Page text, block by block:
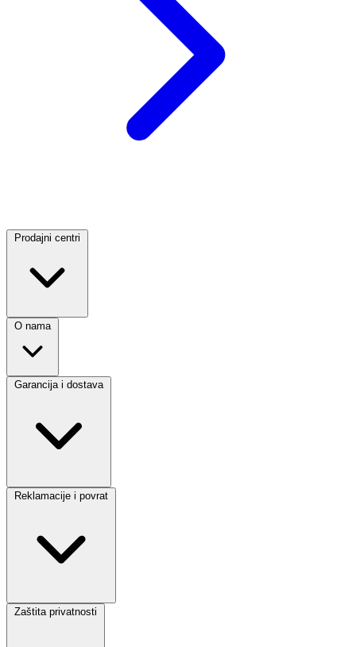
Prodajni centri
O nama
Garancija i dostava
Reklamacije i povrat
Zaštita privatnosti